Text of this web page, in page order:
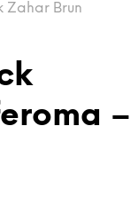
Zahar Brun
–